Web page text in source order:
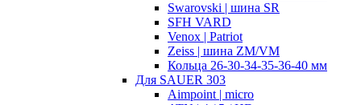
Swarovski | шина SR
SFH VARD
Venox | Patriot
Zeiss | шина ZM/VM
Кольца 26-30-34-35-36-40 мм
Для SAUER 303
Aimpoint | micro